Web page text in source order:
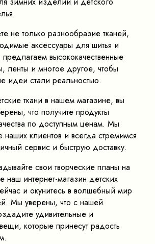
не только разнообразие тканей,
аксессуары для шитья и
высококачественные
ленты и многое другое, чтобы
идеи стали реальностью.
ткани в нашем магазине, вы
что получите продукты
по доступным ценам. Мы
клиентов и всегда стремимся
сервис и быструю доставку.
свои творческие планы на
наш интернет-магазин детских
и окунитесь в волшебный мир
Мы уверены, что с нашей
удивительные и
которые принесут радость